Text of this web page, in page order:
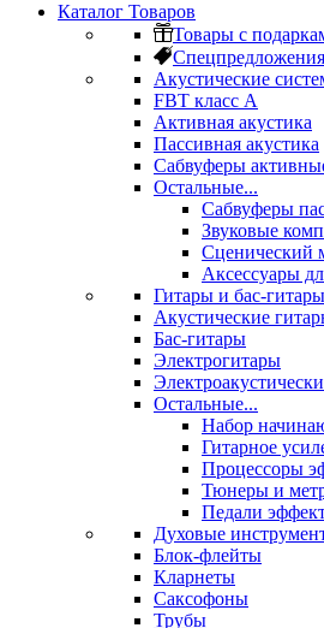
Каталог Товаров
Товары с
Спецпредложения
Акустические
FBT класс А
Активная акустика
Пассивная акустика
Сабвуферы
Остальные...
Сабвуферы
Звуковые
Сценический
Аксессуары
Гитары и бас-гитары
Акустические
Бас-гитары
Электрогитары
Остальные...
Набор
Гитарное
Процессоры
Тюнеры и
Педали
Духовые
Блок-флейты
Кларнеты
Саксофоны
Трубы